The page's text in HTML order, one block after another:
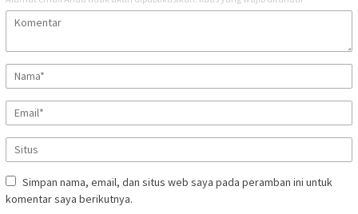
Simpan nama, email, dan situs web saya pada peramban ini untuk
komentar saya berikutnya.